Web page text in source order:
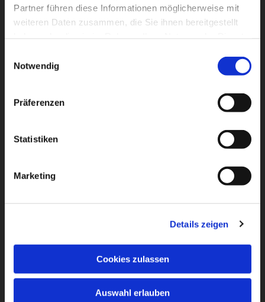
Partner führen diese Informationen möglicherweise mit
weiteren Daten zusammen, die Sie ihnen bereitgestellt
Notwendig
Präferenzen
Statistiken
Marketing
Details zeigen
Cookies zulassen
Auswahl erlauben
Dies könnte Sie auch
interessieren